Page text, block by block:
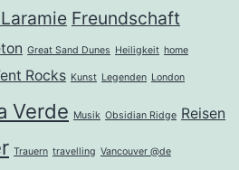
Freundschaft
Great Sand Dunes Heiligkeit home
Rocks Kunst Legenden London
Verde Musik Obsidian Ridge Reisen
Trauern travelling Vancouver @de